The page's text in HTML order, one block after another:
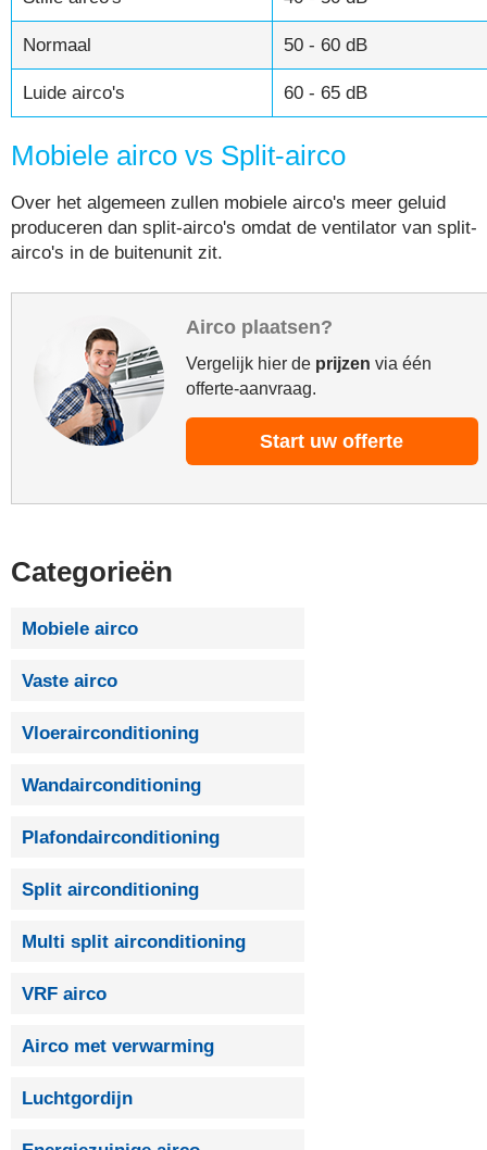
Normaal 50 - 60 dB
Luide airco's 60 - 65 dB
Mobiele airco vs Split-airco
Over het algemeen zullen mobiele airco's meer geluid
produceren dan split-airco's omdat de ventilator van split-
airco's in de buitenunit zit.
Airco plaatsen?
Vergelijk hier de prijzen via één
offerte-aanvraag.
Start uw offerte
Categorieën
Mobiele airco
Vaste airco
Vloerairconditioning
Wandairconditioning
Plafondairconditioning
Split airconditioning
Multi split airconditioning
VRF airco
Airco met verwarming
Luchtgordijn